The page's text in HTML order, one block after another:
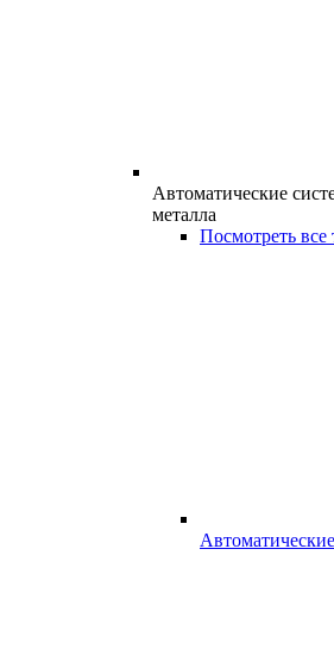
Автоматические
металла
Посмотреть все